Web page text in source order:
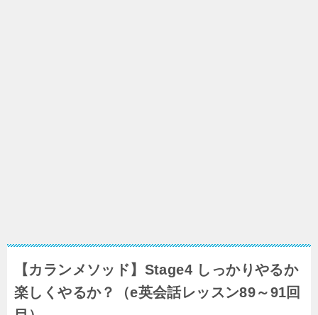
【カランメソッド】Stage4 しっかりやるか
楽しくやるか？（e英会話レッスン89～91回